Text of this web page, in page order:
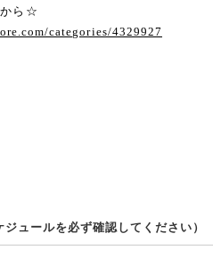
から☆
categories/4329927
ュールを必ず確認してください）